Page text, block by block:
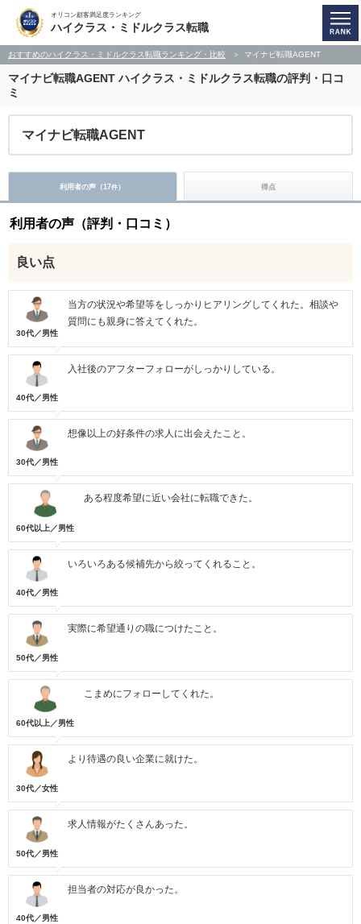
オリコン顧客満足度ランキング
ハイクラス・ミドルクラス転職
おすすめのハイクラス・ミドルクラス転職ランキング・比較 マイナビ転職AGENT
マイナビ転職AGENTハイクラス・ミドルクラス転職の評判・口コ
ミ
マイナビ転職AGENT
利用者の声（17件） 得点
利用者の声（評判・口コミ）
良い点
30代／男性
当方の状況や希望等をしっかりヒアリングしてくれた。相談や
質問にも親身に答えてくれた。
40代／男性
入社後のアフターフォローがしっかりしている。
30代／男性
想像以上の好条件の求人に出会えたこと。
60代以上／男性
ある程度希望に近い会社に転職できた。
40代／男性
いろいろある候補先から絞ってくれること。
50代／男性
実際に希望通りの職につけたこと。
60代以上／男性
こまめにフォローしてくれた。
30代／女性
より待遇の良い企業に就けた。
50代／男性
求人情報がたくさんあった。
40代／男性
担当者の対応が良かった。